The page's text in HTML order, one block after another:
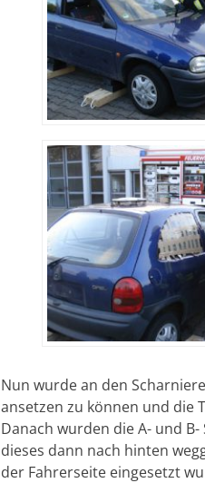
Nun wurde an den
ansetzen zu können und die
Danach wurden die A- und
dieses dann nach hinten
der Fahrerseite eingesetzt